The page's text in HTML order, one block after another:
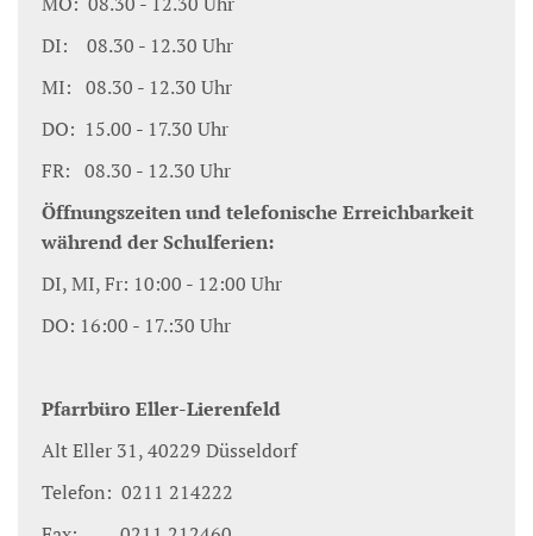
DI: 08.30 - 12.30 Uhr
MI: 08.30 - 12.30 Uhr
DO: 15.00 - 17.30 Uhr
FR: 08.30 - 12.30 Uhr
Öffnungszeiten und telefonische Erreichbarkeit
während der Schulferien:
DI, MI, Fr: 10:00 - 12:00 Uhr
DO: 16:00 - 17.:30 Uhr
Pfarrbüro Eller-Lierenfeld
Alt Eller 31, 40229 Düsseldorf
Telefon: 0211 214222